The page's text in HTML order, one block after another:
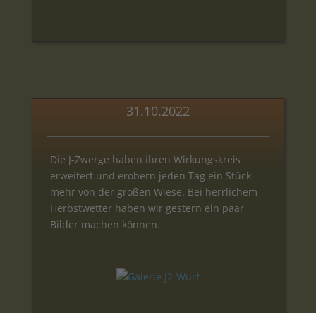
31.10.2022
Die J-Zwerge haben ihren Wirkungskreis
erweitert und erobern jeden Tag ein Stück
mehr von der großen Wiese. Bei herrlichem
Herbstwetter haben wir gestern ein paar
Bilder machen können.